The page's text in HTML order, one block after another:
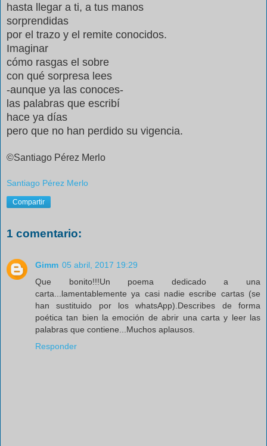
hasta llegar a ti, a tus manos
sorprendidas
por el trazo y el remite conocidos.
Imaginar
cómo rasgas el sobre
con qué sorpresa lees
-aunque ya las conoces-
las palabras que escribí
hace ya días
pero que no han perdido su vigencia.
©Santiago Pérez Merlo
Santiago Pérez Merlo
Compartir
1 comentario:
Gimm 05 abril, 2017 19:29
Que bonito!!!Un poema dedicado a una
carta...lamentablemente ya casi nadie escribe cartas (se
han sustituido por los whatsApp).Describes de forma
poética tan bien la emoción de abrir una carta y leer las
palabras que contiene...Muchos aplausos.
Responder